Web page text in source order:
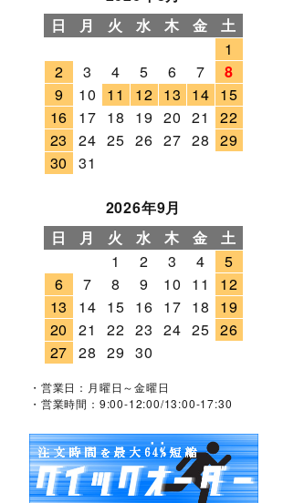
日
月 火 水 木 金
土
1
2
3 4 5 6 7
8
9
10 11 12 13 14 15
16
17 18 19 20 21
22
23
24 25 26 27 28 29
30
31
2026年9月
日
月 火 水 木 金
土
1
2 3 4
5
6
7 8 9 10 11
12
13
14 15 16 17 18
19
20
21 22 23 24 25 26
27 28 29 30
・営業日：月曜日～金曜日
・営業時間：9:00-12:00/13:00-17:30